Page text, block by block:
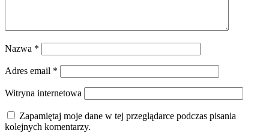
Nazwa *
Adres email *
Witryna internetowa
Zapamiętaj moje dane w tej przeglądarce podczas pisania
kolejnych komentarzy.